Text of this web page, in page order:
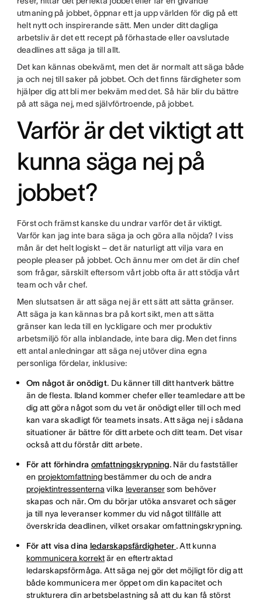
utmaning på jobbet, öppnar ett ja upp världen för dig på ett
helt nytt och inspirerande sätt. Men under ditt dagliga
arbetsliv är det ett recept på förhastade eller oavslutade
deadlines att säga ja till allt.
Det kan kännas obekvämt, men det är normalt att säga både
ja och nej till saker på jobbet. Och det finns färdigheter som
hjälper dig att bli mer bekväm med det. Så här blir du bättre
på att säga nej, med självförtroende, på jobbet.
Varför är det viktigt att
kunna säga nej på
jobbet?
Först och främst kanske du undrar varför det är viktigt.
Varför kan jag inte bara säga ja och göra alla nöjda? I viss
mån är det helt logiskt – det är naturligt att vilja vara en
people pleaser på jobbet. Och ännu mer om det är din chef
som frågar, särskilt eftersom vårt jobb ofta är att stödja vårt
team och vår chef.
Men slutsatsen är att säga nej är ett sätt att sätta gränser.
Att säga ja kan kännas bra på kort sikt, men att sätta
gränser kan leda till en lyckligare och mer produktiv
arbetsmiljö för alla inblandade, inte bara dig. Men det finns
ett antal anledningar att säga nej utöver dina egna
personliga fördelar, inklusive:
Om något är onödigt. Du känner till ditt hantverk bättre
än de flesta. Ibland kommer chefer eller teamledare att be
dig att göra något som du vet är onödigt eller till och med
kan vara skadligt för teamets insats. Att säga nej i sådana
situationer är bättre för ditt arbete och ditt team. Det visar
också att du förstår ditt arbete.
För att förhindra omfattningskrypning. När du fastställer
en projektomfattningbestämmer du och de andra
projektintressenterna vilka leveransersom behöver
skapas och när. Om du börjar utöka ansvaret och säger
ja till nya leveranser kommer du vid något tillfälle att
överskrida deadlinen, vilket orsakar omfattningskrypning.
För att visa dina ledarskapsfärdigheter.Att kunna
kommunicera korrektär en eftertraktad
ledarskapsförmåga. Att säga nej gör det möjligt för dig att
både kommunicera mer öppet om din kapacitet och
strukturera din arbetsbelastning så att du kan få störst